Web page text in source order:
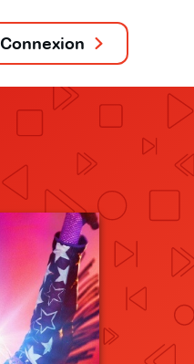
Connexion